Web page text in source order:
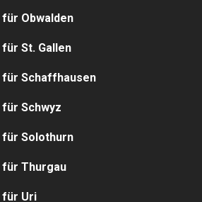
Obwalden
St. Gallen
Schaffhausen
Schwyz
Solothurn
Thurgau
für Uri